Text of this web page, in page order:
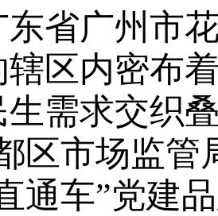
广州市花
区内密布
需求交织
区市场监管
通车”党建